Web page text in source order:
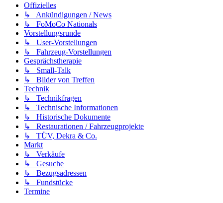
Offizielles
↳ Ankündigungen / News
↳ FoMoCo Nationals
Vorstellungsrunde
↳ User-Vorstellungen
↳ Fahrzeug-Vorstellungen
Gesprächstherapie
↳ Small-Talk
↳ Bilder von Treffen
Technik
↳ Technikfragen
↳ Technische Informationen
↳ Historische Dokumente
↳ Restaurationen / Fahrzeugprojekte
↳ TÜV, Dekra & Co.
Markt
↳ Verkäufe
↳ Gesuche
↳ Bezugsadressen
↳ Fundstücke
Termine